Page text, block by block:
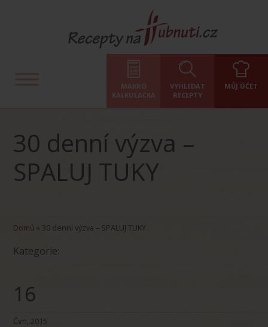
MAKRO
KALKULAČKA
VYHLEDAT
RECEPTY
MŮJ ÚČET
30 denní výzva –
SPALUJ TUKY
Domů » 30 denní výzva – SPALUJ TUKY
Kategorie:
16
Čvn, 2015